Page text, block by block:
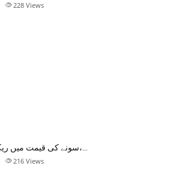
228 Views
سونے کی قیمت میں ریکارڈ اضافہ،…
216 Views